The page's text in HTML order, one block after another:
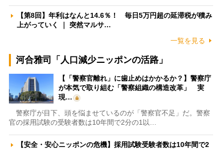
【第8回】年利はなんと14.6％！ 毎日5万円超の延滞税が積み
上がっていく ｜ 突然マルサ…
一覧を見る
河合雅司「人口減少ニッポンの活路」
【「警察官離れ」に歯止めはかかるか？】警察庁
が本気で取り組む「警察組織の構造改革」 実
現…
警察庁が目下、頭を悩ませているのが「警察官不足」だ。警察
官の採用試験の受験者数は10年間で2分の1以…
【安全・安心ニッポンの危機】採用試験受験者数は10年間で2